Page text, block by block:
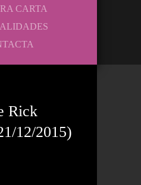
CARTA
Rick
12/2015)